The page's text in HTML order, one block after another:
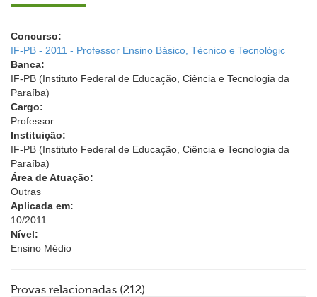
Concurso:
IF-PB - 2011 - Professor Ensino Básico, Técnico e Tecnológic
Banca:
IF-PB (Instituto Federal de Educação, Ciência e Tecnologia da
Paraíba)
Cargo:
Professor
Instituição:
IF-PB (Instituto Federal de Educação, Ciência e Tecnologia da
Paraíba)
Área de Atuação:
Outras
Aplicada em:
10/2011
Nível:
Ensino Médio
Provas relacionadas (212)